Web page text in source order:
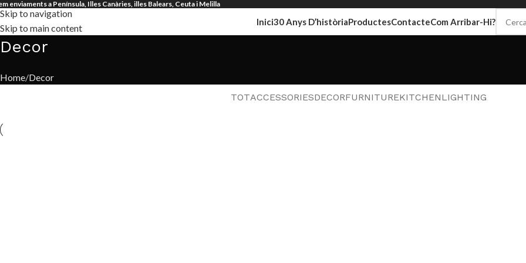
Skip to navigation
Skip to main content
enviaments a Península, Illes Canàries, illes Balears, Ceuta i Melilla
Inici30 Anys D’històriaProductesContacteCom Arribar-Hi?
Decor
Home Decor
TOTACCESSORIESDECORFURNITUREKITCHENLIGHTING